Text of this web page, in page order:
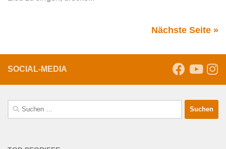
Nächste Seite »
SOCIAL-MEDIA
Suche
nach: